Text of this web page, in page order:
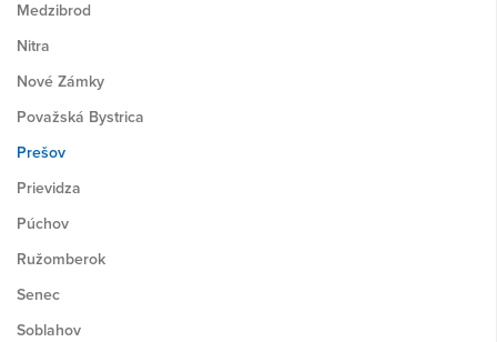
Medzibrod
Nitra
Nové Zámky
Považská Bystrica
Prešov
Prievidza
Púchov
Ružomberok
Senec
Soblahov